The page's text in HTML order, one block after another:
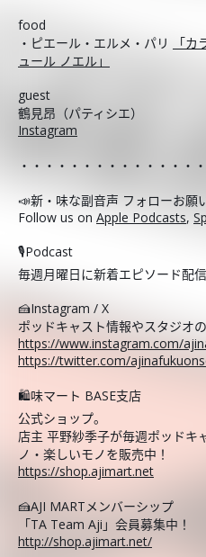
food
・ピエール・エルメ・パリ
「
ュール ノエル」
guest
鶴見昂（パティシエ）
Instagram
・・・・・・・・・・・・・・
📣新・味な副音声 フォローお願
Follow us on Apple Podcasts,
🎙️Podcast
毎週月曜日に新着エピソード配信
🍰Instagram / X
ポッドキャスト情報やスタジオ
https://www.instagram.com/
https://twitter.com/
🛍️味マート BASE支店
公式ショップ。
店主 平野紗季子が毎週ポッドキ
ノ・楽しいモノを販売中！
https://shop.ajimart.net
🍰AJI MARTメンバーシップ
「TA Team Aji」会員募集中！
http://shop.ajimart.net/